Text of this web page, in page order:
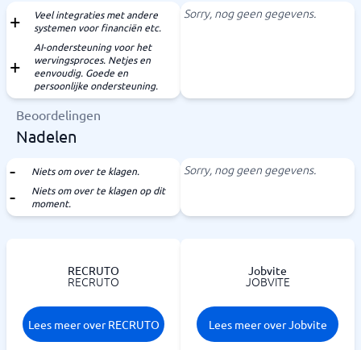
Veel integraties met andere
systemen voor financiën etc.
AI-ondersteuning voor het
wervingsproces. Netjes en
eenvoudig. Goede en
persoonlijke ondersteuning.
Sorry, nog geen gegevens.
Beoordelingen
Nadelen
Niets om over te klagen.
Niets om over te klagen op dit
moment.
Sorry, nog geen gegevens.
RECRUTO
RECRUTO
Lees meer over RECRUTO
Jobvite
JOBVITE
Lees meer over Jobvite